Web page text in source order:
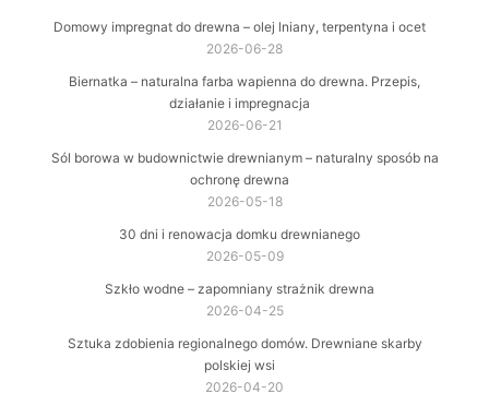
Domowy impregnat do drewna – olej lniany, terpentyna i ocet
2026-06-28
Biernatka – naturalna farba wapienna do drewna. Przepis,
działanie i impregnacja
2026-06-21
Sól borowa w budownictwie drewnianym – naturalny sposób na
ochronę drewna
2026-05-18
30 dni i renowacja domku drewnianego
2026-05-09
Szkło wodne – zapomniany strażnik drewna
2026-04-25
Sztuka zdobienia regionalnego domów. Drewniane skarby
polskiej wsi
2026-04-20